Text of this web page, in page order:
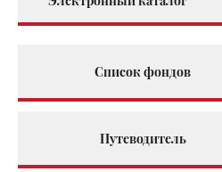
Список фондов
Путеводитель